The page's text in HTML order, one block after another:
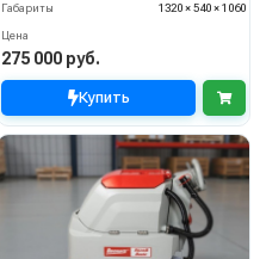
Габариты
1320 × 540 × 1060
Цена
275 000 руб.
Купить